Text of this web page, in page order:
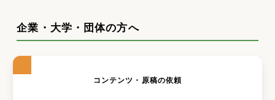
企業・大学・団体の方へ
コンテンツ・原稿の依頼